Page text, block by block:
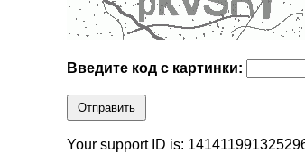
Введите код с картинки:
Отправить
Your support ID is: